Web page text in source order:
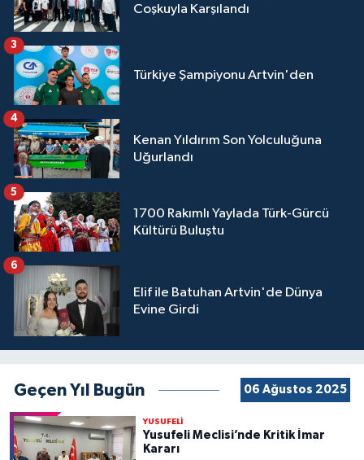
Coşkuyla Karşılandı
Türkiye Şampiyonu Artvin'den
3
Kenan Yıldırım Son Yolculuğuna
Uğurlandı
4
1700 Rakımlı Yaylada Türk-Gürcü
Kültürü Buluştu
5
Elif ile Batuhan Artvin'de Dünya
Evine Girdi
6
Geçen Yıl Bugün 06 Ağustos 2025
YUSUFELİ
Yusufeli Meclisi’nde Kritik İmar
Kararı